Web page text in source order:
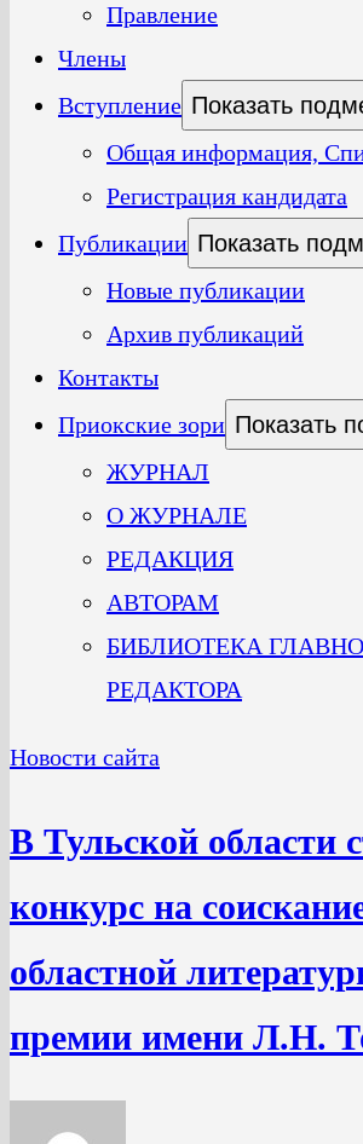
Правление
Члены
Вступление Показать
Общая информация,
Регистрация кандидата
Публикации Показать
Новые публикации
Архив публикаций
Контакты
Приокские зори Показать
ЖУРНАЛ
О ЖУРНАЛЕ
РЕДАКЦИЯ
АВТОРАМ
БИБЛИОТЕКА
РЕДАКТОРА
Новости сайта
В Тульской области
конкурс на
областной
премии имени Л.Н.